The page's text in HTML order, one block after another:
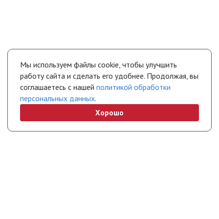
Мы используем файлы cookie, чтобы улучшить
работу сайта и сделать его удобнее. Продолжая, вы
соглашаетесь с нашей политикой обработки
персональных данных.
Хорошо